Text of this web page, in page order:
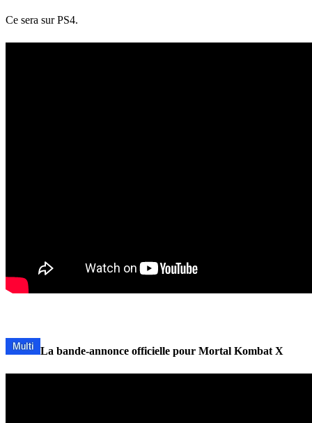
Ce sera sur PS4.
La bande-annonce officielle pour Mortal Kombat X